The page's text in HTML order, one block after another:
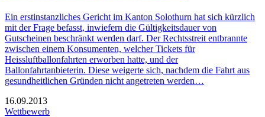
Ein erstinstanzliches Gericht im Kanton Solothurn hat sich kürzlich
mit der Frage befasst, inwiefern die Gültigkeitsdauer von
Gutscheinen beschränkt werden darf. Der Rechtsstreit entbrannte
zwischen einem Konsumenten, welcher Tickets für
Heissluftballonfahrten erworben hatte, und der
Ballonfahrtanbieterin. Diese weigerte sich, nachdem die Fahrt aus
gesundheitlichen Gründen nicht angetreten werden…
16.09.2013
Wettbewerb